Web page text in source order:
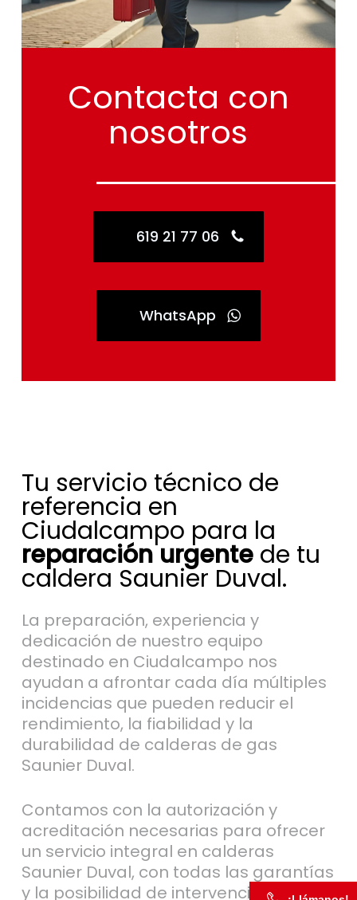
Contacta con
nosotros
619 21 77 06
WhatsApp
Tu servicio técnico de
referencia en
Ciudalcampo para la
reparación urgentede tu
caldera Saunier Duval.
La preparación, experiencia y
dedicación de nuestro equipo
destinado en Ciudalcampo nos
ayudan a afrontar cada día múltiples
incidencias que pueden reducir el
rendimiento, la fiabilidad y la
durabilidad de calderas de gas
Saunier Duval.
Contamos con la autorización y
acreditación necesarias para ofrecer
un servicio integral en calderas
Saunier Duval, con todas las garantías
y la posibilidad de intervención de